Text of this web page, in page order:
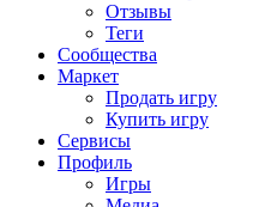
Отзывы
Теги
Сообщества
Маркет
Продать игру
Купить игру
Сервисы
Профиль
Игры